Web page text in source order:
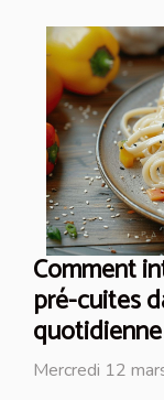
Comment
pré-cuites
quotidienne
Mercredi 12